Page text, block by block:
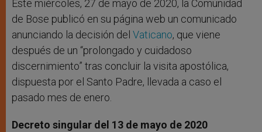
Este miércoles, 27 de mayo de 2020, la Comunidad
de Bose publicó en su página web un comunicado
anunciando la decisión del Vaticano, que viene
después de un “prolongado y cuidadoso
discernimiento” tras concluir la visita apostólica,
dispuesta por el Santo Padre, llevada a caso el
pasado mes de enero.
Decreto singular del 13 de mayo de 2020